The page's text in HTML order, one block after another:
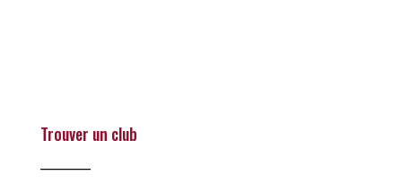
Trouver un club